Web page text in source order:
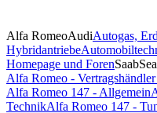
Alfa RomeoAudiAutogas,
Hybridantriebe
Homepage und ForenSaab
Alfa Romeo -
Alfa Romeo 147 - Allgemein
TechnikAlfa Romeo 147 -